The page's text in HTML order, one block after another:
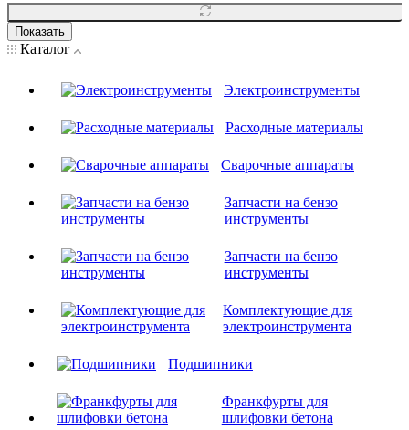
Показать
Каталог
Электроинструменты
Расходные материалы
Сварочные аппараты
Запчасти на бензо
инструменты
Запчасти на бензо
инструменты
Комплектующие для
электроинструмента
Подшипники
Франкфурты для
шлифовки бетона